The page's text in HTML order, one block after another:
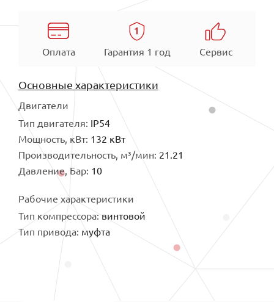
Оплата Гарантия 1 год Сервис
Основные характеристики
Двигатели
Тип двигателя: IP54
Мощность, кВт: 132 кВт
Производительность, м³/мин: 21.21
Давление, Бар: 10
Рабочие характеристики
Тип компрессора:винтовой
Тип привода: муфта